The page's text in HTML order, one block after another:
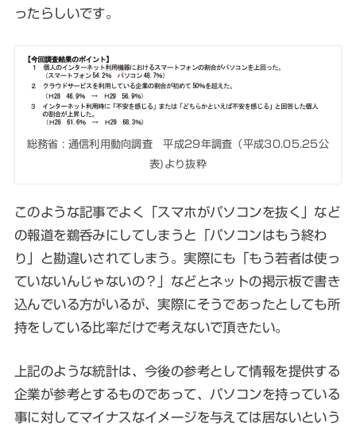
ったらしいです。
総務省 : 通信利用動向調査 平成29年調査（平成30.05.25公
表)より抜粋
このような記事でよく「スマホがパソコンを抜く」など
の報道を鵜呑みにしてしまうと「パソコンはもう終わ
り」と勘違いされてしまう。実際にも「もう若者は使っ
ていないんじゃないの？」などとネットの掲示板で書き
込んでいる方がいるが、実際にそうであったとしても所
持をしている比率だけで考えないで頂きたい。
上記のような統計は、今後の参考として情報を提供する
企業が参考とするものであって、パソコンを持っている
事に対してマイナスなイメージを与えては居ないという